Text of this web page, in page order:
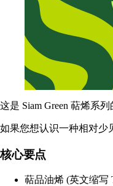
这是 Siam Green 萜烯系
如果您想认识一种相对少
核心要点
萜品油烯 (英文缩写